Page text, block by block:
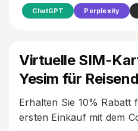
ChatGPT Perplexity
Virtuelle SIM-
Yesim für
Erhalten Sie 10% Rabatt
ersten Einkauf mit dem